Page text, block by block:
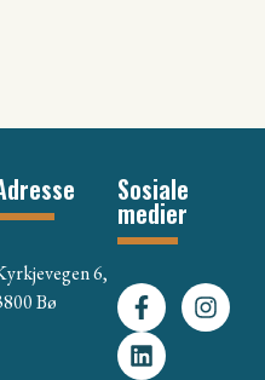
6,
Bø
Sosiale
medier